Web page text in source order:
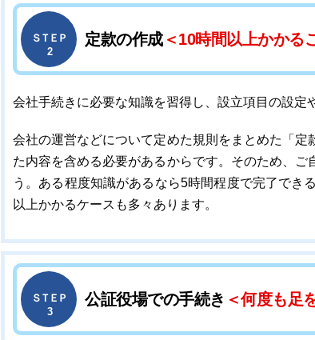
ＳＴＥＰ
2
定款の作成＜10時間以上かかる
会社手続きに必要な知識を習得し、設立項目の設定
会社の運営などについて定めた規則をまとめた「
た内容を含める必要があるからです。そのため、
う。ある程度知識があるなら5時間程度で完了でき
以上かかるケースも多々あります。
ＳＴＥＰ
3
公証役場での手続き ＜何度も足